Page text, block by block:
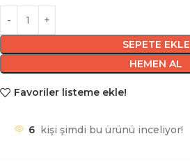
SEPETE EKLE
HEMEN AL
Favoriler listeme ekle!
6 kişi şimdi bu ürünü inceliyor!